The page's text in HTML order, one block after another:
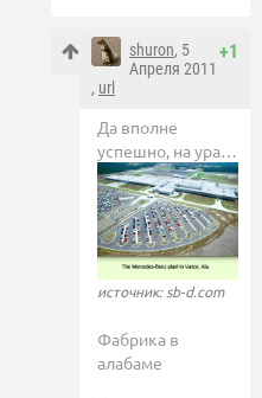
+1
shuron, 5
Апреля 2011
, url
Да вполне
успешно, на ура…
источник: sb-d.com
Фабрика в
алабаме